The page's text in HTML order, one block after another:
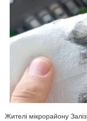
Жителі мікрорайону